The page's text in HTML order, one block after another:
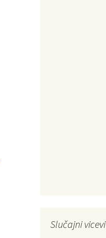
Slučajni vicevi